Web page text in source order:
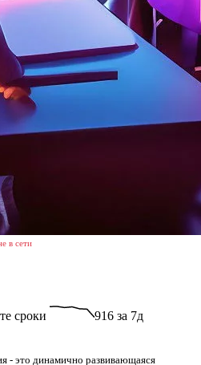
в сети
сроки
916 за 7д
- это динамично развивающаяся